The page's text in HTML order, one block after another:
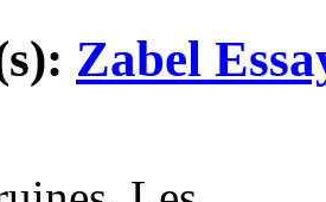
Zabel